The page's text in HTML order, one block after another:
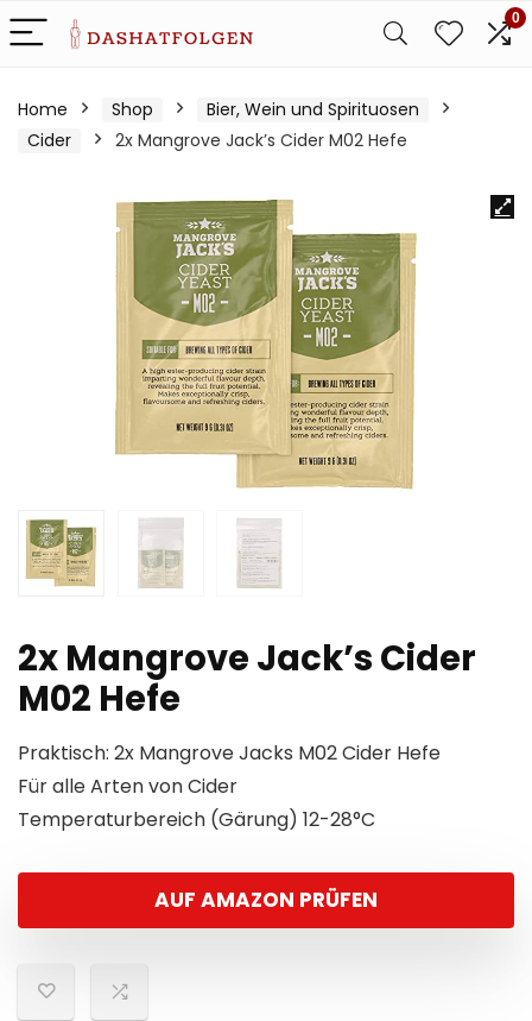
0
Home Shop
Bier, Wein und Spirituosen
Cider
2x Mangrove Jack’s Cider M02 Hefe
2x Mangrove Jack’s Cider
M02 Hefe
Praktisch: 2x Mangrove Jacks M02 Cider Hefe
Für alle Arten von Cider
Temperaturbereich (Gärung) 12-28°C
AUF AMAZON PRÜFEN